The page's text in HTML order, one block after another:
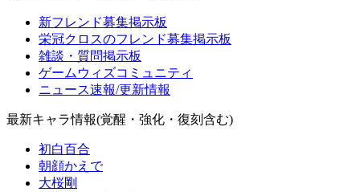
新フレンド募集掲示板
栄冠クロスのフレンド募集掲示板
雑談・質問掲示板
ゲームウィズコミュニティ
ニュース速報/更新情報
最新キャラ情報(覚醒・強化・復刻含む)
初白百合
朝顔かえで
大桜剛